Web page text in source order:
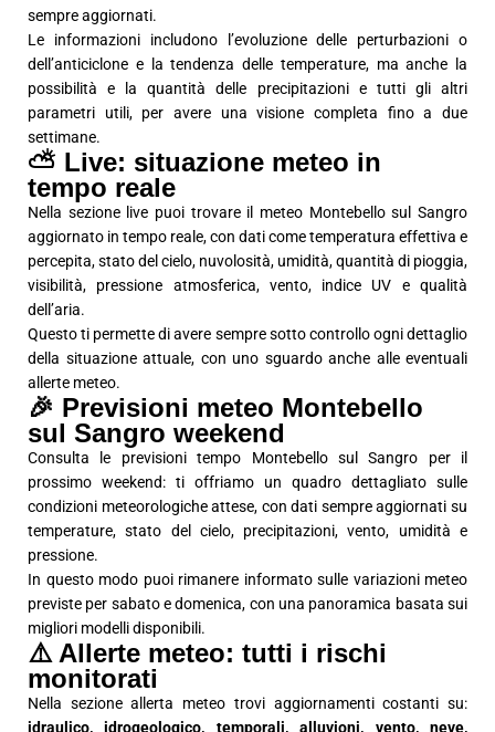
sempre aggiornati.
Le informazioni includono l’evoluzione delle perturbazioni o
dell’anticiclone e la tendenza delle temperature, ma anche la
possibilità e la quantità delle precipitazioni e tutti gli altri
parametri utili, per avere una visione completa fino a due
settimane.
⛅ Live: situazione meteo in
tempo reale
Nella sezione live puoi trovare il meteo Montebello sul Sangro
aggiornato in tempo reale, con dati come temperatura effettiva e
percepita, stato del cielo, nuvolosità, umidità, quantità di pioggia,
visibilità, pressione atmosferica, vento, indice UV e qualità
dell’aria.
Questo ti permette di avere sempre sotto controllo ogni dettaglio
della situazione attuale, con uno sguardo anche alle eventuali
allerte meteo.
🎉 Previsioni meteo Montebello
sul Sangro weekend
Consulta le previsioni tempo Montebello sul Sangro per il
prossimo weekend: ti offriamo un quadro dettagliato sulle
condizioni meteorologiche attese, con dati sempre aggiornati su
temperature, stato del cielo, precipitazioni, vento, umidità e
pressione.
In questo modo puoi rimanere informato sulle variazioni meteo
previste per sabato e domenica, con una panoramica basata sui
migliori modelli disponibili.
⚠️ Allerte meteo: tutti i rischi
monitorati
Nella sezione allerta meteo trovi aggiornamenti costanti su:
idraulico, idrogeologico, temporali, alluvioni, vento, neve,